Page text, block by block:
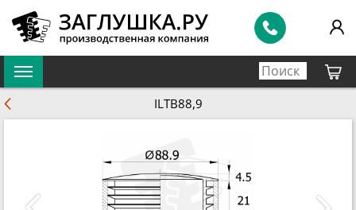
ILTB88,9